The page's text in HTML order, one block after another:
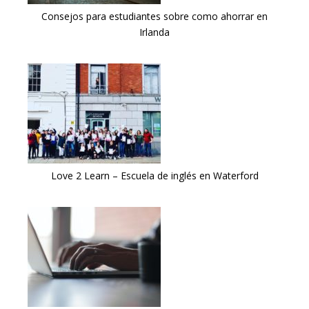
Consejos para estudiantes sobre como ahorrar en
Irlanda
Love 2 Learn – Escuela de inglés en Waterford